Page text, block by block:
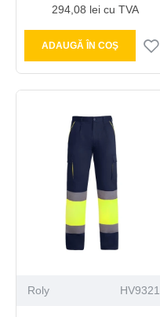
294,08 lei cu TVA
ADAUGĂ ÎN COŞ
Roly HV9321